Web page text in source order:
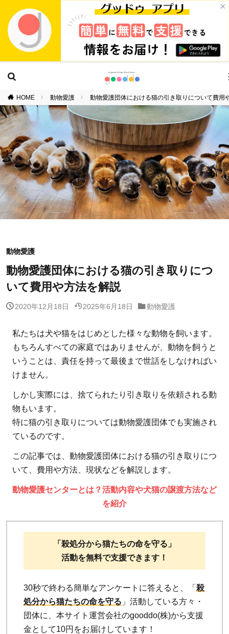
×
HOME 動物愛護 動物愛護団体における猫の引き取りについて費用
動物愛護
動物愛護団体における猫の引き取りにつ
いて費用や方法を解説
2020年12月18日 2025年6月18日 動物愛護
私たちは犬や猫をはじめとした様々な動物を飼います。
もちろんすべての家庭ではありませんが、動物を飼うと
いうことは、責任を持って最後まで世話をしなければい
けません。
しかし実際には、捨てられたり引き取りを依頼される動
物もいます。
特に猫の引き取りについては動物愛護団体でも実施され
ているのです。
この記事では、動物愛護団体における猫の引き取りにつ
いて、費用や方法、現状などを解説します。
動物愛護センターとは？活動内容や犬猫の譲渡方法など
を紹介
「殺処分から猫たちの命を守る」
活動を無料で支援できます！
30秒で終わる簡単なアンケートに答えると、「 殺
処分から猫たちの命を守る 」活動している方々・
団体に、本サイト運営会社のgooddo(株)から支援
金として10円をお届けしています！